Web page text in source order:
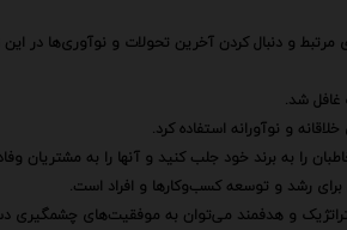
و دنبال کردن آخرین تحولات و نوآوری‌ها در این
غافل شد.
و نوآورانه استفاده کرد.
را به برند خود جلب کنید و آنها را به مشتریان
رشد و توسعه کسب‌وکارها و افراد است.
و هدفمند می‌توان به موفقیت‌های چشمگیری